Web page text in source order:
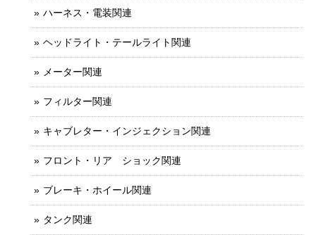
ハーネス・電装関連
ヘッドライト・テールライト関連
メーター関連
フィルター関連
キャブレター・インジェクション関連
フロント・リア ショック関連
ブレーキ・ホイール関連
タンク関連